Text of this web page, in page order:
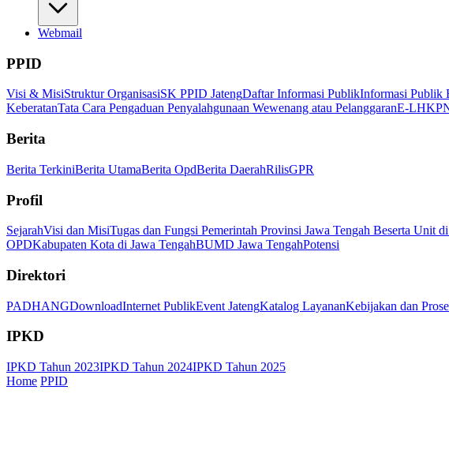
Webmail
PPID
Visi & MisiStruktur OrganisasiSK PPID JatengDaftar Informasi PublikInformasi Publik
KeberatanTata Cara Pengaduan Penyalahgunaan Wewenang atau PelanggaranE-
Berita
Berita TerkiniBerita UtamaBerita OpdBerita DaerahRilisGPR
Profil
SejarahVisi dan MisiTugas dan Fungsi Pemerintah Provinsi Jawa Tengah Beserta Unit
OPDKabupaten Kota di Jawa TengahBUMD Jawa TengahPotensi
Direktori
PADHANGDownloadInternet PublikEvent JatengKatalog LayananKebijakan dan
IPKD
IPKD Tahun 2023IPKD Tahun 2024IPKD Tahun 2025
Home PPID